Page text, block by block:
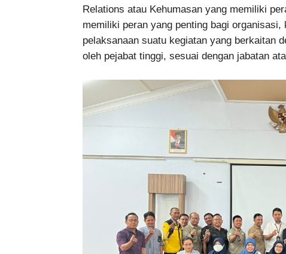
Relations atau Kehumasan yang memiliki
memiliki peran yang penting bagi
pelaksanaan suatu kegiatan yang berkaitan
oleh pejabat tinggi, sesuai dengan jabatan